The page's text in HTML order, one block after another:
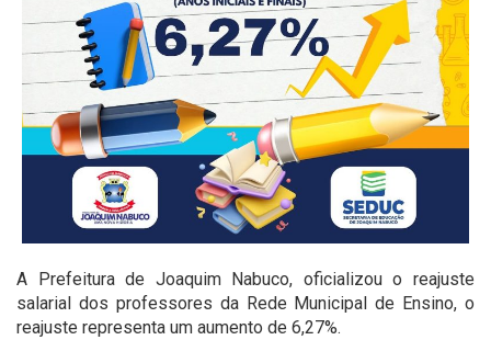
A Prefeitura de Joaquim Nabuco, oficializou o reajuste
salarial dos professores da Rede Municipal de Ensino, o
reajuste representa um aumento de 6,27%.